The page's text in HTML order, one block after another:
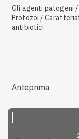
Gli agenti patogeni
Protozoi /
antibiotici
Anteprima